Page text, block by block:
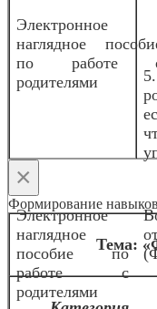
Электронное
наглядное
по работе
родителями
Электронное
наглядное
пособие по
работе с
родителями
×
Формирование
Тема: